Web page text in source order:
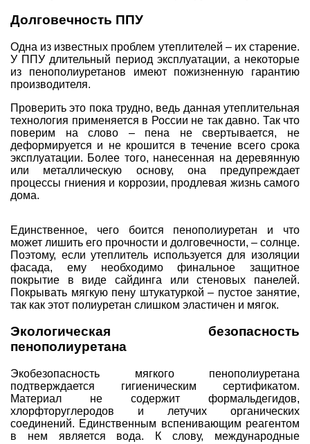
Долговечность ППУ
Одна из известных проблем утеплителей – их старение.
У ППУ длительный период эксплуатации, а некоторые
из пенополиуретанов имеют пожизненную гарантию
производителя.
Проверить это пока трудно, ведь данная утеплительная
технология применяется в России не так давно. Так что
поверим на слово – пена не свертывается, не
деформируется и не крошится в течение всего срока
эксплуатации. Более того, нанесенная на деревянную
или металлическую основу, она предупреждает
процессы гниения и коррозии, продлевая жизнь самого
дома.
Единственное, чего боится пенополиуретан и что
может лишить его прочности и долговечности, – солнце.
Поэтому, если утеплитель используется для изоляции
фасада, ему необходимо финальное защитное
покрытие в виде сайдинга или стеновых панелей.
Покрывать мягкую пену штукатуркой – пустое занятие,
так как этот полиуретан слишком эластичен и мягок.
Экологическая безопасность
пенополиуретана
Экобезопасность мягкого пенополиуретана
подтверждается гигиеническим сертификатом.
Материал не содержит формальдегидов,
хлорфторуглеродов и летучих органических
соединений. Единственным вспенивающим реагентом
в нем является вода. К слову, международные